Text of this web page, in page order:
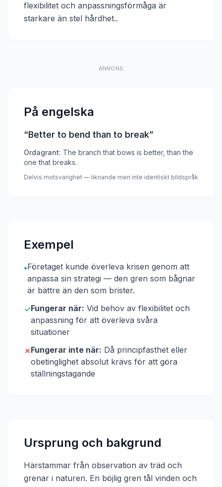
flexibilitet och anpassningsförmåga är
starkare än stel hårdhet..
ANNONS
På engelska
“Better to bend than to break”
Ordagrant: The branch that bows is better, than the
one that breaks.
Delvis motsvarighet — liknande men inte identiskt bildspråk
Exempel
•Företaget kunde överleva krisen genom att
anpassa sin strategi — den gren som bågnar
är bättre än den som brister.
✓Fungerar när: Vid behov av flexibilitet och
anpassning för att överleva svåra
situationer
✗Fungerar inte när: Då principfasthet eller
obetinglighet absolut krävs för att göra
ställningstagande
Ursprung och bakgrund
Härstammar från observation av träd och
grenar i naturen. En böjlig gren tål vinden och